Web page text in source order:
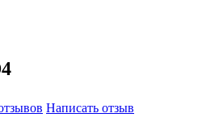
Написать отзыв